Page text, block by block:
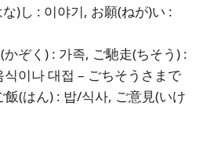
)し : 이야기, お願(ねが)い :
ぞく) : 가족, ご馳走(ちそう) :
이나 대접 – ごちそうさまで
飯(はん) : 밥/식사, ご意見(いけ